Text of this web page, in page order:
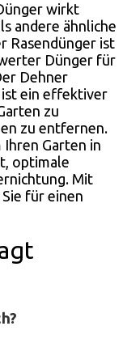
wirkt
andere ähnliche
Rasendünger ist
Dünger für
Dehner
ist ein effektiver
zu
zu entfernen.
Ihren Garten in
optimale
Mit
für einen